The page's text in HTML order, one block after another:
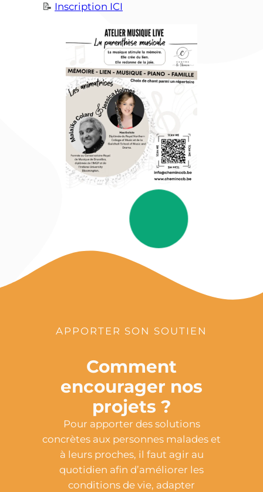
📝 Inscription ICI
APPORTER SON SOUTIEN
Comment
encourager nos
projets ?
Pour apporter des solutions
concrètes aux personnes malades et
à leurs proches, il faut agir au
quotidien afin d’améliorer les
conditions de vie, adapter